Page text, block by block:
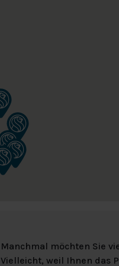
Manchmal möchten Sie
Vielleicht, weil Ihnen das